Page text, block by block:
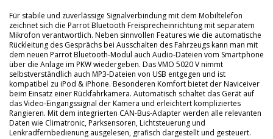
Für stabile und zuverlässige Signalverbindung mit dem Mobiltelefon
zeichnet sich die Parrot Bluetooth Freisprecheinrichtung mit separatem
Mikrofon verantwortlich. Neben sinnvollen Features wie die automatische
Rückleitung des Gesprächs bei Ausschalten des Fahrzeugs kann man mit
dem neuen Parrot Bluetooth-Modul auch Audio-Dateien vom Smartphone
über die Anlage im PKW wiedergeben. Das VMO 5020 V nimmt
selbstverständlich auch MP3-Dateien von USB entgegen und ist
kompatibel zu iPod & iPhone. Besonderen Komfort bietet der Naviceiver
beim Einsatz einer Rückfahrkamera. Automatisch schaltet das Gerät auf
das Video-Eingangssignal der Kamera und erleichtert kompliziertes
Rangieren. Mit dem integrierten CAN-Bus-Adapter werden alle relevanten
Daten wie Climatronic, Parksensoren, Lichtsteuerung und
Lenkradfernbedienung ausgelesen, grafisch dargestellt und gesteuert.